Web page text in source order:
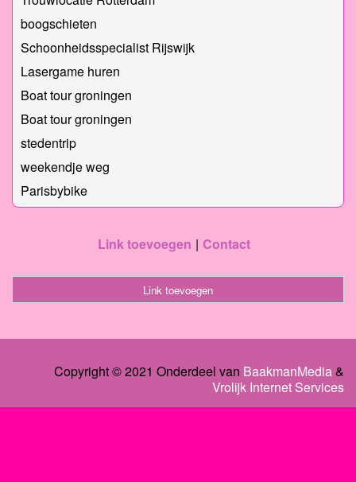
boogschieten
Schoonheidsspecialist Rijswijk
Lasergame huren
Boat tour groningen
Boat tour groningen
stedentrip
weekendje weg
Parisbybike
Link toevoegen Contact
Link toevoegen
Copyright © 2021 Onderdeel van BaakmanMedia&
Vrolijk Internet Services